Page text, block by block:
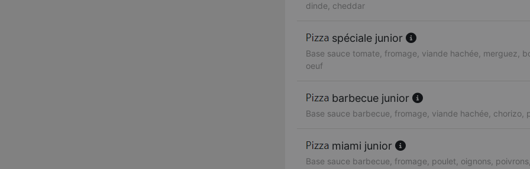
dinde, cheddar
spéciale junior
Base sauce tomate, fromage, viande hachée, merguez,
oeuf
barbecue junior
Base sauce barbecue, fromage, viande hachée, chorizo,
miami junior
Base sauce barbecue, fromage, poulet, oignons,